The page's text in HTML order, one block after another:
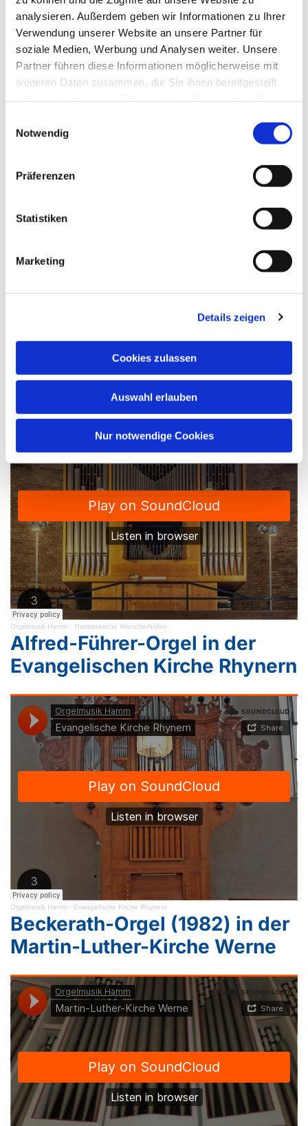
analysieren. Außerdem geben wir Informationen zu Ihrer
Verwendung unserer Website an unsere Partner für
soziale Medien, Werbung und Analysen weiter. Unsere
Partner führen diese Informationen möglicherweise mit
weiteren Daten zusammen, die Sie ihnen bereitgestellt
Notwendig
Präferenzen
Statistiken
Marketing
Details zeigen
Cookies zulassen
Auswahl erlauben
Nur notwendige Cookies
Orgelmusik Hamm·Jakobuskirche Pelkum
Karl-Schuke-Orgel (1974) in
der Apostelkirche Hamm
Orgelmusik Hamm
Kleuker-Orgel (1973) in der
Thomaskirche Wiescherhöfen
Orgelmusik Hamm · Thomaskirche Wiescherhöfen
Alfred-Führer-Orgel in der
Evangelischen Kirche Rhynern
Orgelmusik Hamm · Evangelische Kirche Rhynern
Beckerath-Orgel (1982) in der
Martin-Luther-Kirche Werne